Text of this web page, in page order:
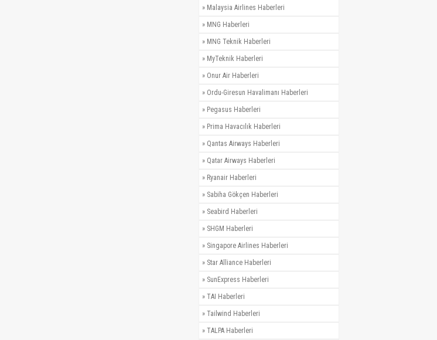
» Malaysia Airlines Haberleri
» MNG Haberleri
» MNG Teknik Haberleri
» MyTeknik Haberleri
» Onur Air Haberleri
» Ordu-Giresun Havalimanı Haberleri
» Pegasus Haberleri
» Prima Havacılık Haberleri
» Qantas Airways Haberleri
» Qatar Airways Haberleri
» Ryanair Haberleri
» Sabiha Gökçen Haberleri
» Seabird Haberleri
» SHGM Haberleri
» Singapore Airlines Haberleri
» Star Alliance Haberleri
» SunExpress Haberleri
» TAI Haberleri
» Tailwind Haberleri
» TALPA Haberleri